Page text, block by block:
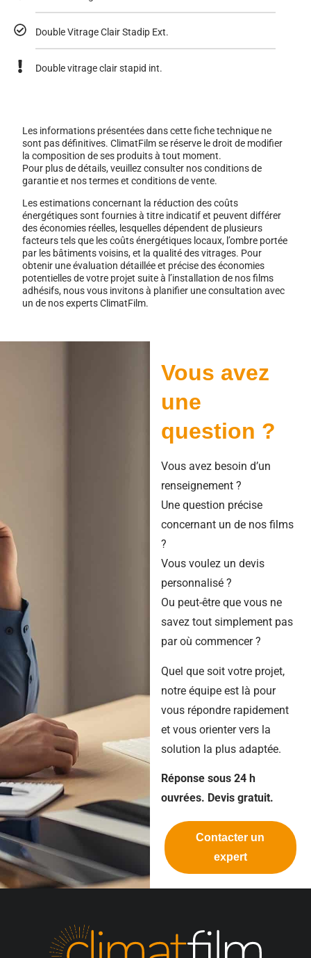
Double Vitrage Clair Stadip Ext.
Double vitrage clair stapid int.
Les informations présentées dans cette fiche technique ne
sont pas définitives. ClimatFilm se réserve le droit de modifier
la composition de ses produits à tout moment.
Pour plus de détails, veuillez consulter nos conditions de
garantie et nos termes et conditions de vente.
Les estimations concernant la réduction des coûts
énergétiques sont fournies à titre indicatif et peuvent différer
des économies réelles, lesquelles dépendent de plusieurs
facteurs tels que les coûts énergétiques locaux, l’ombre portée
par les bâtiments voisins, et la qualité des vitrages. Pour
obtenir une évaluation détaillée et précise des économies
potentielles de votre projet suite à l’installation de nos films
adhésifs, nous vous invitons à planifier une consultation avec
un de nos experts ClimatFilm.
Vous avez
une
question ?
Vous avez besoin d’un
renseignement ?
Une question précise
concernant un de nos films
?
Vous voulez un devis
personnalisé ?
Ou peut-être que vous ne
savez tout simplement pas
par où commencer ?
Quel que soit votre projet,
notre équipe est là pour
vous répondre rapidement
et vous orienter vers la
solution la plus adaptée.
Réponse sous 24 h
ouvrées. Devis gratuit.
Contacter un
expert